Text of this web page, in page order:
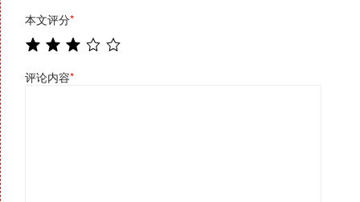
本文评分*
评论内容*